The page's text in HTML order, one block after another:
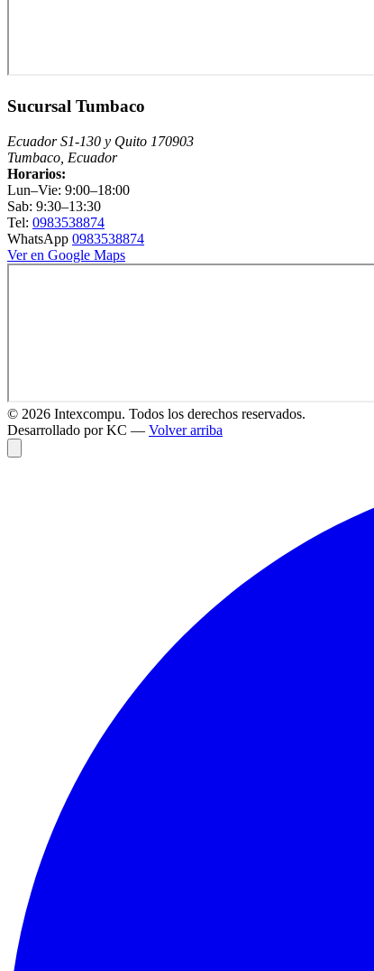
Sucursal Tumbaco
Ecuador S1-130 y Quito 170903
Tumbaco, Ecuador
Horarios:
Lun–Vie: 9:00–18:00
Sab: 9:30–13:30
Tel: 0983538874
WhatsApp 0983538874
Ver en Google Maps
© 2026 Intexcompu. Todos los derechos reservados.
Desarrollado por KC — Volver arriba